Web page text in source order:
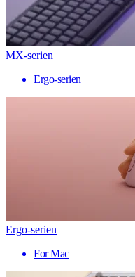
MX-serien
Ergo-serien
Ergo-serien
For Mac